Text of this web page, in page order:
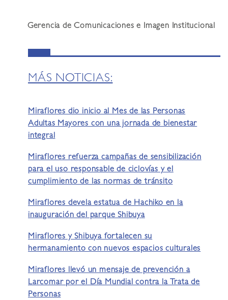
Gerencia de Comunicaciones e Imagen Institucional
MÁS NOTICIAS:
Miraflores dio inicio al Mes de las Personas
Adultas Mayores con una jornada de bienestar
integral
Miraflores refuerza campañas de sensibilización
para el uso responsable de ciclovías y el
cumplimiento de las normas de tránsito
Miraflores devela estatua de Hachiko en la
inauguración del parque Shibuya
Miraflores y Shibuya fortalecen su
hermanamiento con nuevos espacios culturales
Miraflores llevó un mensaje de prevención a
Larcomar por el Día Mundial contra la Trata de
Personas